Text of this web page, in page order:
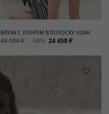
БЛУЗА С УЗОРОМ В ПОЛОСКУ ULIAH
48 900 ₽ -50% 24 450 ₽